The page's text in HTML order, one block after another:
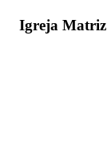
Igreja